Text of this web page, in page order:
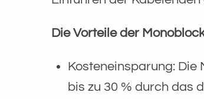
Die Vorteile der
Kosteneinsparung: Die
bis zu 30 % durch das